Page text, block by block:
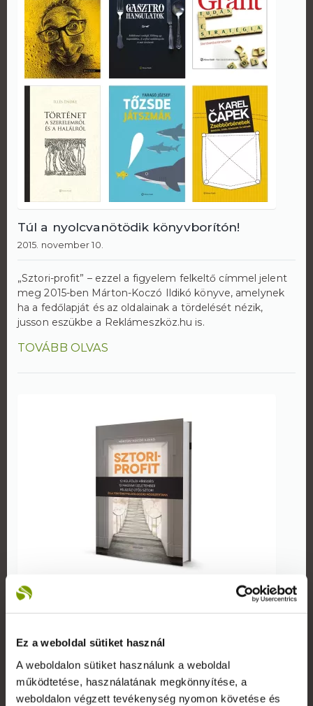
Ez a weboldal sütiket használ
A weboldalon sütiket használunk a weboldal
működtetése, használatának megkönnyítése, a
weboldalon végzett tevékenység nyomon követése és
Túl a nyolcvanötödik könyvborítón!
2015. november 10.
„Sztori-profit” – ezzel a figyelem felkeltő címmel jelent
meg 2015-ben Márton-Koczó Ildikó könyve, amelynek
ha a fedőlapját és az oldalainak a tördelését nézik,
jusson eszükbe a Reklámeszköz.hu is.
TOVÁBB OLVAS
Az Alinea kiadó gondozásában megjelent Márton-
Koczó Ildikó, Sztori Profit című könyve. A könyvborító
és belív grafikai tervét a Reklámeszköz.hu csapata